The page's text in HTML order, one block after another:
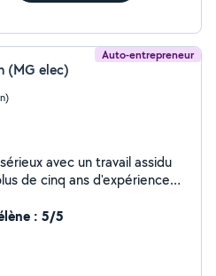
Auto-entrepreneur
(MG elec)
avec un travail assidu
de cinq ans d'expérience
mais je fais aussi des
placo et du revêtement
contacter pour plus de
: 5/5